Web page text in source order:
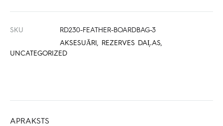
SKU
RD230-FEATHER-BOARDBAG-3
AKSESUĀRI
REZERVES DAĻAS
UNCATEGORIZED
APRAKSTS